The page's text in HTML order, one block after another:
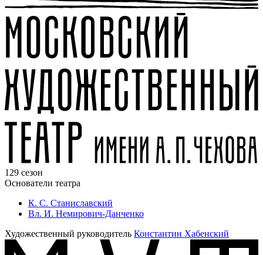
129 сезон
Основатели театра
К. С. Станиславский
Вл. И. Немирович-Данченко
Художественный руководитель Константин Хабенский